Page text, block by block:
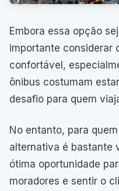
Embora essa opção
importante considerar
confortável,
ônibus costumam
desafio para quem
No entanto, para
alternativa é bastante
ótima oportunidade
moradores e sentir o